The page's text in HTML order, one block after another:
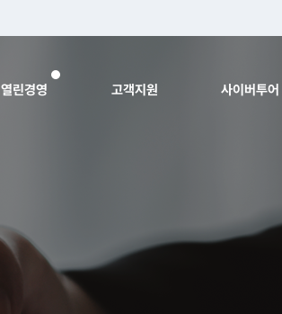
열린경영 고객지원 사이버투어